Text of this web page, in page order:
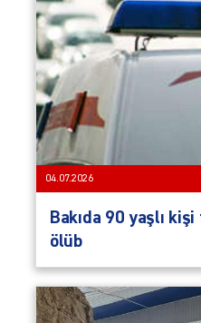
04.07.2026
Bakıda 90 yaşlı
ölüb